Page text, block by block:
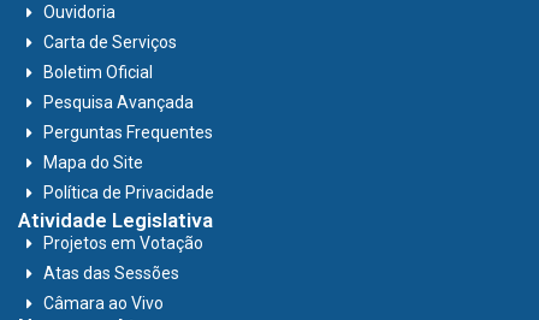
Ouvidoria
Carta de Serviços
Boletim Oficial
Pesquisa Avançada
Perguntas Frequentes
Mapa do Site
Política de Privacidade
Atividade Legislativa
Projetos em Votação
Atas das Sessões
Câmara ao Vivo